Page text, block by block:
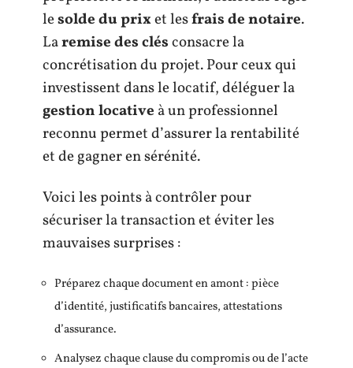
lesolde du prixet lesfrais de notaire.
Laremise des clésconsacre la
concrétisation du projet. Pour ceux qui
investissent dans le locatif, déléguer la
gestion locative à un professionnel
reconnu permet d’assurer la rentabilité
et de gagner en sérénité.
Voici les points à contrôler pour
sécuriser la transaction et éviter les
mauvaises surprises :
Préparez chaque document en amont : pièce
d’identité, justificatifs bancaires, attestations
d’assurance.
Analysez chaque clause du compromis ou de l’acte